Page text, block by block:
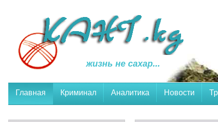
жизнь не сахар...
Главная Криминал Аналитика Новости